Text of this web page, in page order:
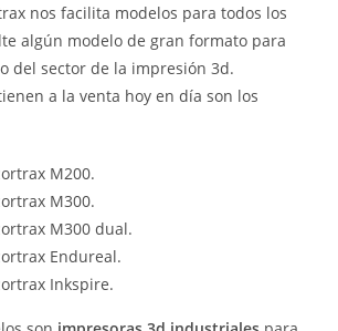
nos facilita modelos para todos los
algún modelo de gran formato para
del sector de la impresión 3d.
a la venta hoy en día son los
M200.
M300.
M300 dual.
Endureal.
Inkspire.